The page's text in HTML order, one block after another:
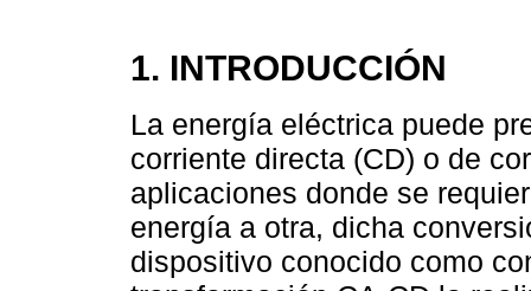
1. INTRODUCCIÓN
La energía eléctrica puede
corriente directa (CD) o de
aplicaciones donde se
energía a otra, dicha
dispositivo conocido como